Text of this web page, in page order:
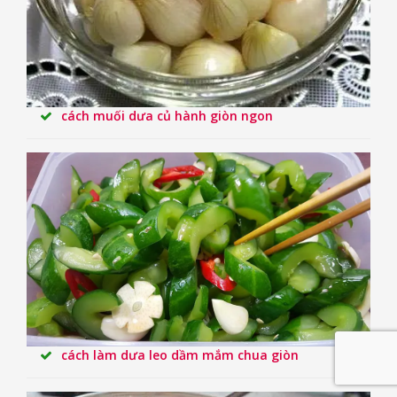
cách muối dưa củ hành giòn ngon
cách làm dưa leo dầm mắm chua giòn